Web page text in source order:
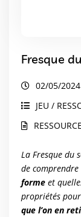
Fresque
02/05/2024
JEU /
La Fresque du
de comprendre
forme et
propriétés pour
que l’on en